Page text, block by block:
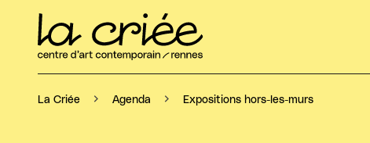
La Criée Agenda Expositions hors-les-murs